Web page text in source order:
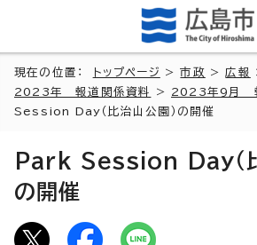
現在の位置： トップページ >市政 >広報
2023年 報道関係資料
> 2023年9月
Session Day（比治山公園）の開催
Park Session Day（比
の開催